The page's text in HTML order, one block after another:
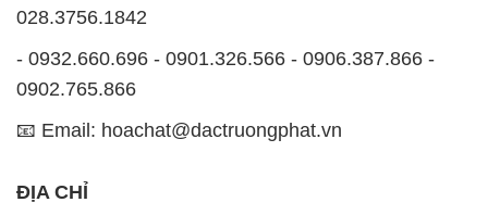
028.3756.1842
- 0932.660.696 - 0901.326.566 - 0906.387.866 -
0902.765.866
📧 Email: hoachat@dactruongphat.vn
ĐỊA CHỈ